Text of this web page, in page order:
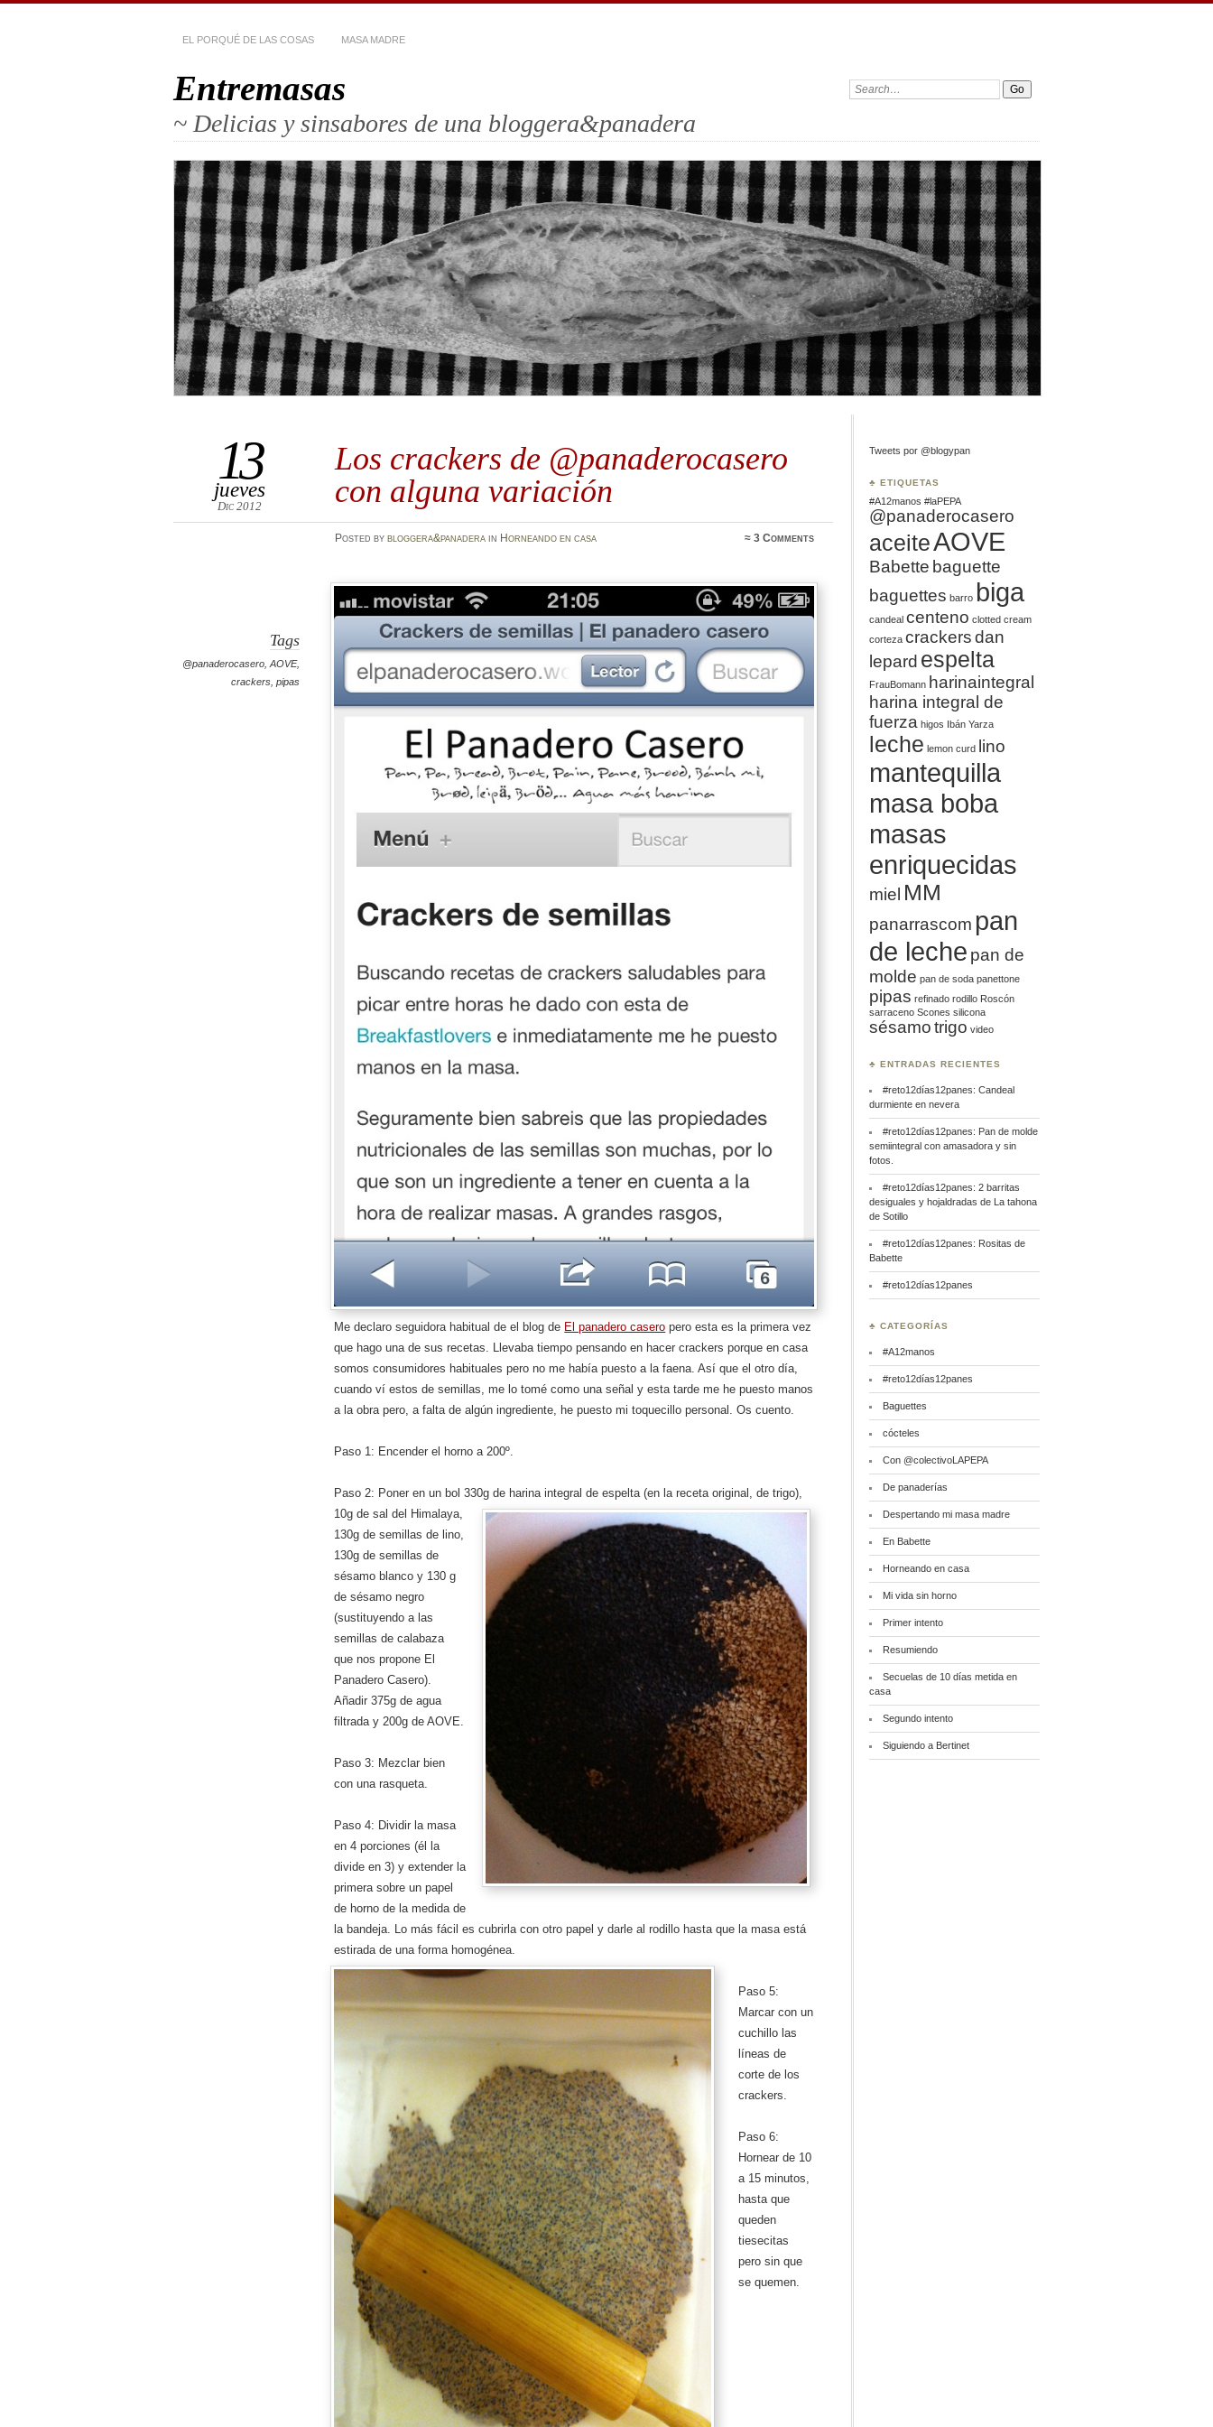
EL PORQUÉ DE LAS COSAS MASA MADRE
Entremasas
~ Delicias y sinsabores de una bloggera&panadera
Search:
Los crackers de @panaderocasero
con alguna variación
13
jueves
Dic 2012
Posted by bloggera&panaderain Horneando en casa ≈3 Comments
Tags
@panaderocasero ,AOVE,
crackers ,pipas
Me declaro seguidora habitual de el blog de El panadero casero pero esta es la primera vez
que hago una de sus recetas. Llevaba tiempo pensando en hacer crackers porque en casa
somos consumidores habituales pero no me había puesto a la faena. Así que el otro día,
cuando ví estos de semillas, me lo tomé como una señal y esta tarde me he puesto manos
a la obra pero, a falta de algún ingrediente, he puesto mi toquecillo personal. Os cuento.
Paso 1: Encender el horno a 200º.
Paso 2: Poner en un bol 330g de harina integral de espelta (en la receta original, de trigo),
10g de sal del Himalaya,
130g de semillas de lino,
130g de semillas de
sésamo blanco y 130 g
de sésamo negro
(sustituyendo a las
semillas de calabaza
que nos propone El
Panadero Casero).
Añadir 375g de agua
filtrada y 200g de AOVE.
Paso 3: Mezclar bien
con una rasqueta.
Paso 4: Dividir la masa
en 4 porciones (él la
divide en 3) y extender la
primera sobre un papel
de horno de la medida de
la bandeja. Lo más fácil es cubrirla con otro papel y darle al rodillo hasta que la masa está
estirada de una forma homogénea.
Paso 5:
Marcar con un
cuchillo las
líneas de
corte de los
crackers.
Paso 6:
Hornear de 10
a 15 minutos,
hasta que
queden
tiesecitas
pero sin que
se quemen.
Tweets por @blogypan
♣ ETIQUETAS
#A12manos #laPEPA
@panaderocasero
aceiteAOVE
Babette baguette
baguettes barro biga
candeal centeno clotted cream
corteza crackersdan
lepard espelta
FrauBomann harinaintegral
harina integral de
fuerza higos Ibán Yarza
leche lemon curd lino
mantequilla
masa boba
masas
enriquecidas
miel MM
panarrascom pan
de leche pan de
molde pan de soda panettone
pipas refinado rodillo Roscón
sarraceno Scones silicona
sésamotrigo video
♣ ENTRADAS RECIENTES
#reto12días12panes: Candeal
durmiente en nevera
#reto12días12panes: Pan de molde
semiintegral con amasadora y sin
fotos.
#reto12días12panes: 2 barritas
desiguales y hojaldradas de La tahona
de Sotillo
#reto12días12panes: Rositas de
Babette
#reto12días12panes
♣ CATEGORÍAS
#A12manos
#reto12días12panes
Baguettes
cócteles
Con @colectivoLAPEPA
De panaderías
Despertando mi masa madre
En Babette
Horneando en casa
Mi vida sin horno
Primer intento
Resumiendo
Secuelas de 10 días metida en
casa
Segundo intento
Siguiendo a Bertinet